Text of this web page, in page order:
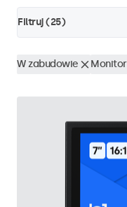
Filtruj (25)
W zabudowie